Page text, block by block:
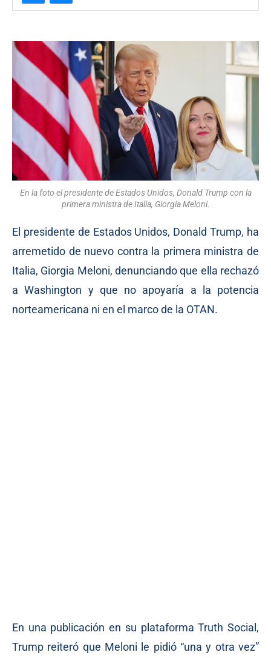
En la foto el presidente de Estados Unidos, Donald Trump con la
primera ministra de Italia, Giorgia Meloni.
El presidente de Estados Unidos, Donald Trump, ha
arremetido de nuevo contra la primera ministra de
Italia, Giorgia Meloni, denunciando que ella rechazó
a Washington y que no apoyaría a la potencia
norteamericana ni en el marco de la OTAN.
En una publicación en su plataforma Truth Social,
Trump reiteró que Meloni le pidió “una y otra vez”